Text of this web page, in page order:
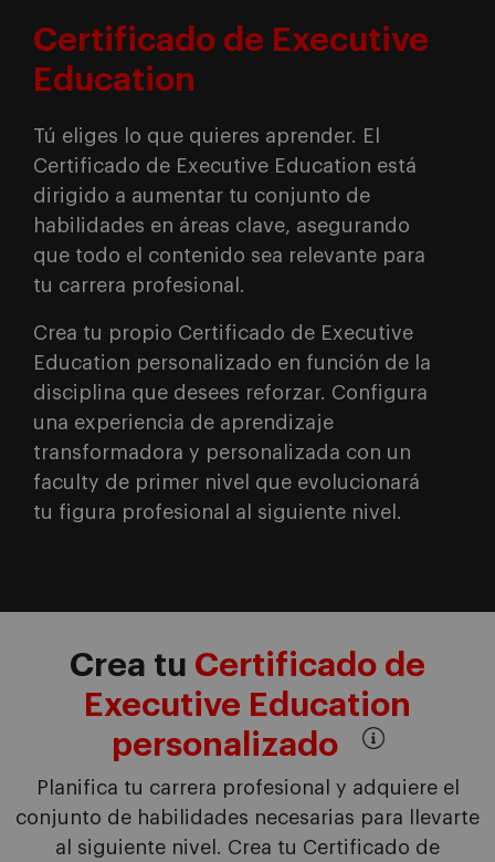
Certificado de Executive
Education
Tú eliges lo que quieres aprender. El
Certificado de Executive Education está
dirigido a aumentar tu conjunto de
habilidades en áreas clave, asegurando
que todo el contenido sea relevante para
tu carrera profesional.
Crea tu propio Certificado de Executive
Education personalizado en función de la
disciplina que desees reforzar. Configura
una experiencia de aprendizaje
transformadora y personalizada con un
faculty de primer nivel que evolucionará
tu figura profesional al siguiente nivel.
Crea tu Certificado de
Executive Education
personalizado
Planifica tu carrera profesional y adquiere el
conjunto de habilidades necesarias para llevarte
al siguiente nivel. Crea tu Certificado de